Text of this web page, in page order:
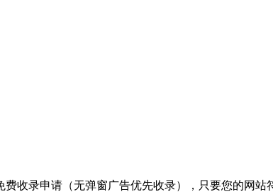
收录申请（无弹窗广告优先收录），只要您的网站